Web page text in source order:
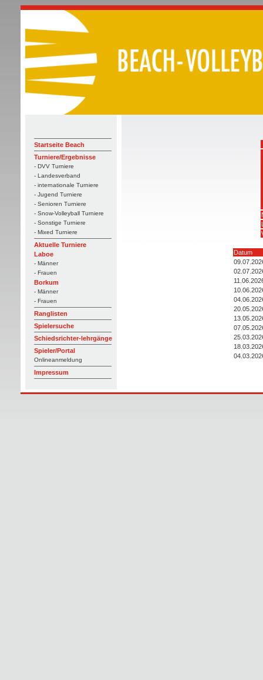
Startseite Beach
Turniere/Ergebnisse
- DVV Turniere
- Landesverband
- internationale Turniere
- Jugend Turniere
- Senioren Turniere
- Snow-Volleyball Turniere
- Sonstige Turniere
- Mixed Turniere
Aktuelle Turniere
Laboe
- Männer
- Frauen
Borkum
- Männer
- Frauen
Ranglisten
Spielersuche
Schiedsrichter-lehrgänge
Spieler/Portal
Onlineanmeldung
Impressum
Datum